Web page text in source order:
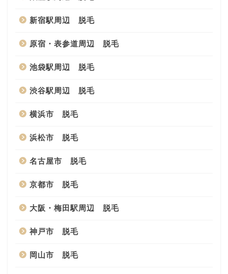
新宿駅周辺 脱毛
原宿・表参道周辺 脱毛
池袋駅周辺 脱毛
渋谷駅周辺 脱毛
横浜市 脱毛
浜松市 脱毛
名古屋市 脱毛
京都市 脱毛
大阪・梅田駅周辺 脱毛
神戸市 脱毛
岡山市 脱毛